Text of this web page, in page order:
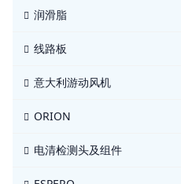
润滑脂
线路板
意大利游动风机
ORION
电清检测头及组件